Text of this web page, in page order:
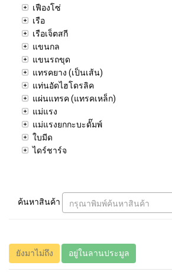
เฟืองโซ่
เรือ
เรือเจ็ตสกี
แขนกล
แขนรถขุด
แทรคยาง (เป็นเส้น)
แท่นอัดไฮโดรลิค
แผ่นแทรค (แทรคเหล็ก)
แม่แรง
แม่แรงยกกะบะดั๊มพ์
ใบมีด
ไดร์ชาร์จ
ค้นหาสินค้า กรุณาพิมพ์ค้นหาสินค้า
ยังมาไม่ถึง อยู่ในลานประมูล